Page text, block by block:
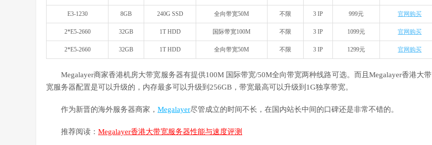
E3-1230 8GB 240G SSD 全向带宽50M 不限 3 IP 999元 官网购买
2*E5-2660 32GB 1T HDD 国际带宽100M 不限 3 IP 1099元 官网购买
2*E5-2660 32GB 1T HDD 全向带宽50M 不限 3 IP 1299元 官网购买
Megalayer商家香港机房大带宽服务器有提供100M 国际带宽/50M全向带宽两种线路可选。而且Megalayer香港大带
宽服务器配置是可以升级的，内存最多可以升级到256GB，带宽最高可以升级到1G独享带宽。
作为新晋的海外服务器商家， Megalayer尽管成立的时间不长，在国内站长中间的口碑还是非常不错的。
推荐阅读： Megalayer香港大带宽服务器性能与速度评测